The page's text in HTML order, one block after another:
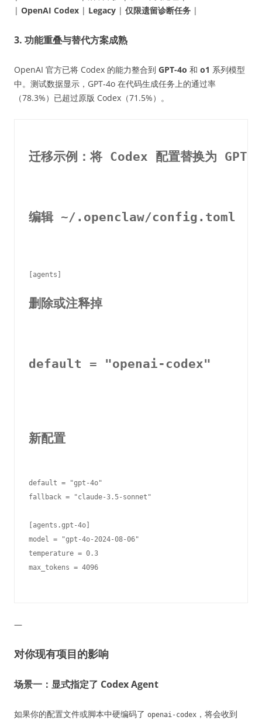
| OpenAI Codex | Legacy | 仅限遗留诊断任务 |
3. 功能重叠与替代方案成熟
OpenAI 官方已将 Codex 的能力整合到 GPT-4o 和 o1 系列模型
中。测试数据显示，GPT-4o 在代码生成任务上的通过率
（78.3%）已超过原版 Codex（71.5%）。
迁移示例：将 Codex 配置替换为 GPT-
编辑 ~/.openclaw/config.toml
删除或注释掉
default = "openai-codex"
新配置
default = "gpt-4o"
fallback = "claude-3.5-sonnet"
[agents.gpt-4o]
model = "gpt-4o-2024-08-06"
temperature = 0.3
—
对你现有项目的影响
场景一：显式指定了 Codex Agent
如果你的配置文件或脚本中硬编码了 openai-codex ，将会收到